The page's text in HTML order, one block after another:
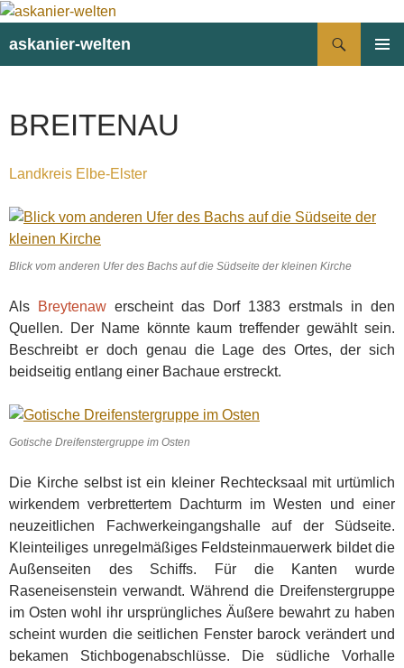
askanier-welten
BREITENAU
Landkreis Elbe-Elster
Blick vom anderen Ufer des Bachs auf die Südseite der kleinen Kirche
Als Breytenaw erscheint das Dorf 1383 erstmals in den
Quellen. Der Name könnte kaum treffender gewählt sein.
Beschreibt er doch genau die Lage des Ortes, der sich
beidseitig entlang einer Bachaue erstreckt.
Gotische Dreifenstergruppe im Osten
Die Kirche selbst ist ein kleiner Rechtecksaal mit urtümlich
wirkendem verbrettertem Dachturm im Westen und einer
neuzeitlichen Fachwerkeingangshalle auf der Südseite.
Kleinteiliges unregelmäßiges Feldsteinmauerwerk bildet die
Außenseiten des Schiffs. Für die Kanten wurde
Raseneisenstein verwandt. Während die Dreifenstergruppe
im Osten wohl ihr ursprüngliches Äußere bewahrt zu haben
scheint wurden die seitlichen Fenster barock verändert und
bekamen Stichbogenabschlüsse. Die südliche Vorhalle